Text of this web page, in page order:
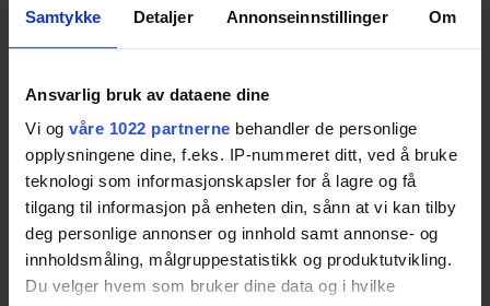
Samtykke Detaljer Annonseinnstillinger Om
Ansvarlig bruk av dataene dine
Vi og våre 1022 partnerne behandler de personlige
opplysningene dine, f.eks. IP-nummeret ditt, ved å bruke
teknologi som informasjonskapsler for å lagre og få
tilgang til informasjon på enheten din, sånn at vi kan tilby
deg personlige annonser og innhold samt annonse- og
innholdsmåling, målgruppestatistikk og produktutvikling.
Du velger hvem som bruker dine data og i hvilke
Resultatet er basert på4 tester. Pris fra159,-
Pris fra159,-